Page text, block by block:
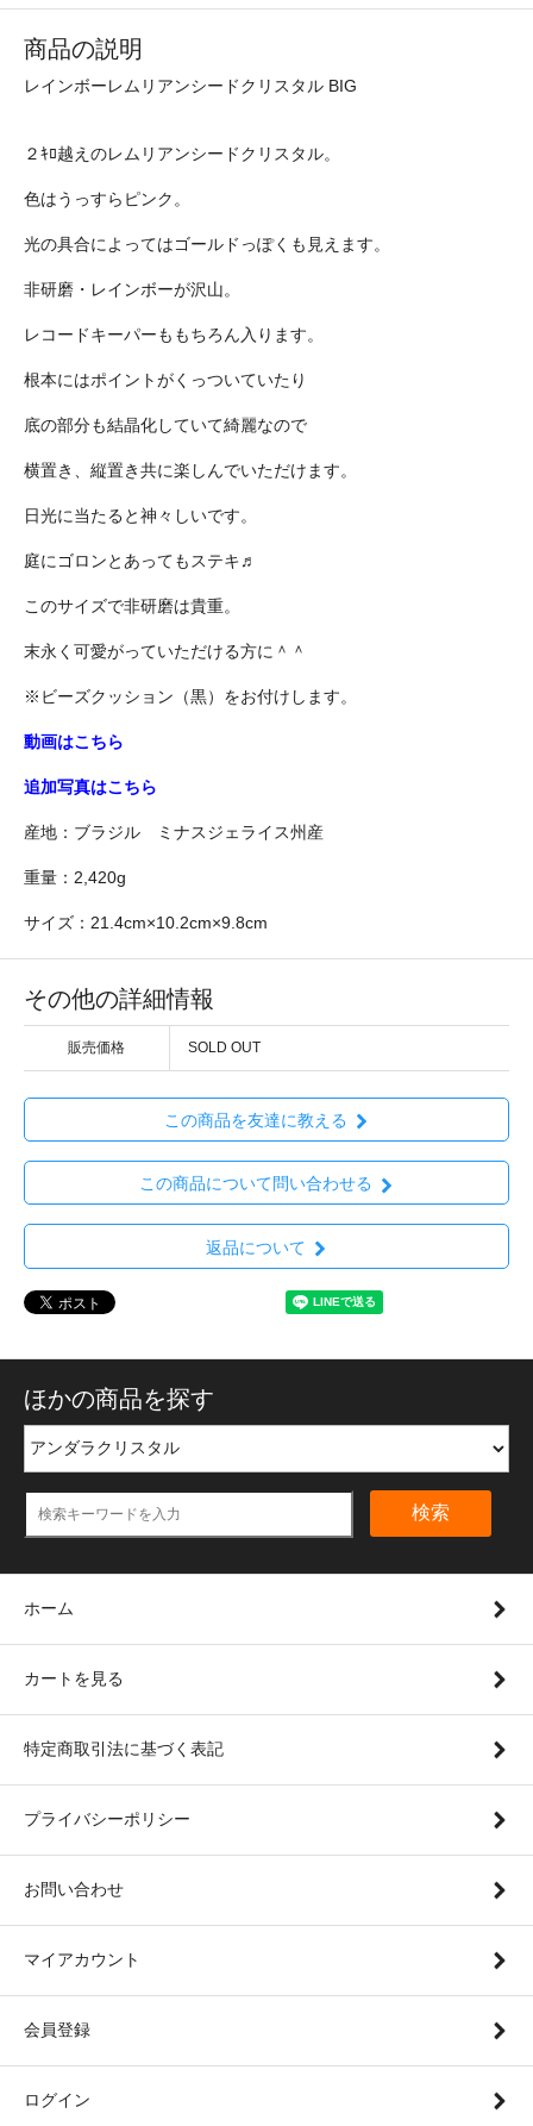
商品の説明
レインボーレムリアンシードクリスタル BIG
２ｷﾛ越えのレムリアンシードクリスタル。
色はうっすらピンク。
光の具合によってはゴールドっぽくも見えます。
非研磨・レインボーが沢山。
レコードキーパーももちろん入ります。
根本にはポイントがくっついていたり
底の部分も結晶化していて綺麗なので
横置き、縦置き共に楽しんでいただけます。
日光に当たると神々しいです。
庭にゴロンとあってもステキ♬
このサイズで非研磨は貴重。
末永く可愛がっていただける方に＾＾
※ビーズクッション（黒）をお付けします。
動画はこちら
追加写真はこちら
産地：ブラジル ミナスジェライス州産
重量：2,420g
サイズ：21.4cm×10.2cm×9.8cm
その他の詳細情報
販売価格 SOLD OUT
この商品を友達に教える
この商品について問い合わせる
返品について
ほかの商品を探す
検索
ホーム
カートを見る
特定商取引法に基づく表記
プライバシーポリシー
お問い合わせ
マイアカウント
会員登録
ログイン